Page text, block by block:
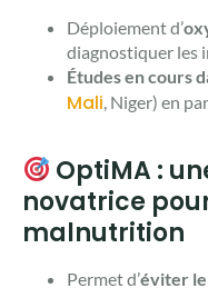
Déploiement d’
diagnostiquer les
Études en cours
Mali, Niger) en
OptiMA :
novatrice
malnutrition
Permet d’éviter le